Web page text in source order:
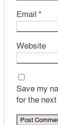
Email *
Website
Save my
for the